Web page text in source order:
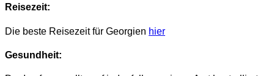
Reisezeit:
Die beste Reisezeit für Georgien hier
Gesundheit: